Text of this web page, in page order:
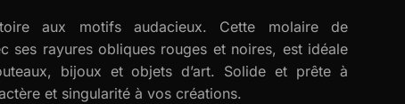
aux motifs audacieux. Cette molaire de
ses rayures obliques rouges et noires, est idéale
bijoux et objets d’art. Solide et prête à
et singularité à vos créations.